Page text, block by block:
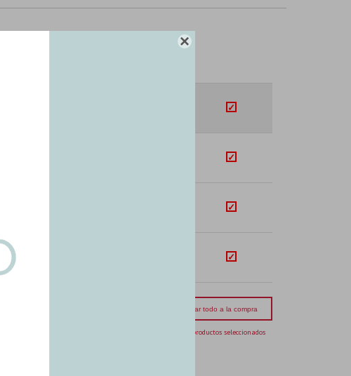

Agregar todo a la compra
4 productos seleccionados